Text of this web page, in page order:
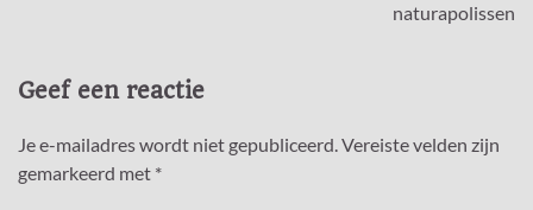
naturapolissen
Geef een reactie
Je e-mailadres wordt niet gepubliceerd.Vereiste velden zijn
gemarkeerd met *